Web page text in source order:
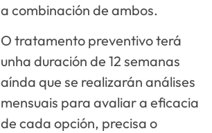
a combinación de ambos.
O tratamento preventivo terá
unha duración de 12 semanas
aínda que se realizarán análises
mensuais para avaliar a eficacia
de cada opción, precisa o